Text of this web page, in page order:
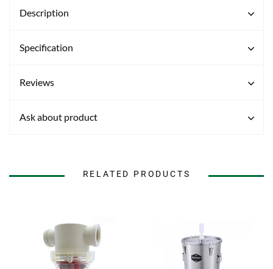
Description
Specification
Reviews
Ask about product
RELATED PRODUCTS